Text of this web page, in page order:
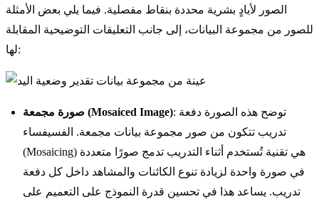
الصور لأيادٍ بشرية محددة بنقاط مفصلية. فيما يلي بعض الأمثلة
للصور من مجموعة البيانات، إلى جانب التعليقات التوضيحية المقابلة
لها:
صورة مجمعة (Mosaiced Image): توضح هذه الصورة دفعة
تدريب تتكون من صور مجموعة بيانات مجمعة. الفسيفساء
(Mosaicing) هي تقنية تُستخدم أثناء التدريب تدمج صورًا متعددة
في صورة واحدة لزيادة تنوع الكائنات والمشاهد داخل كل دفعة
تدريب. يساعد هذا في تحسين قدرة النموذج على التعميم على